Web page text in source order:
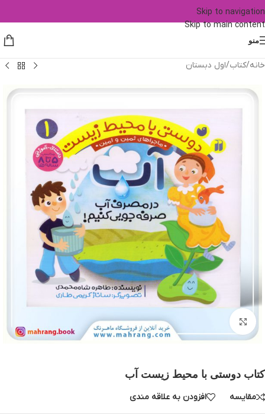
Skip to navigation
Skip to main content
منو
خانه/کتاب/اول دبستان
بزرگنمایی تصویر
کتاب دوستی با محیط زیست آب
مقایسه افزودن به علاقه مندی